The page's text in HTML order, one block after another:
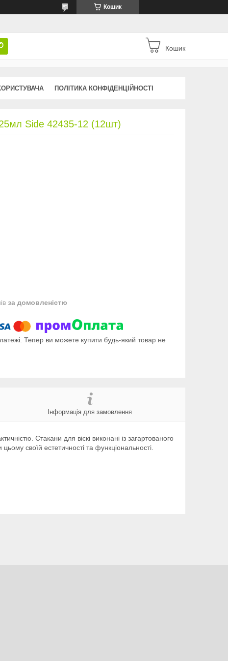
Кошик
Кошик
ПОЛІТИКА КОНФІДЕНЦІЙНОСТІ
Side 42435-12 (12шт)
за домовленістю
Тепер ви можете купити будь-який товар не
Інформація для замовлення
Стакани для віскі виконані із загартованого
своїй естетичності та функціональності.